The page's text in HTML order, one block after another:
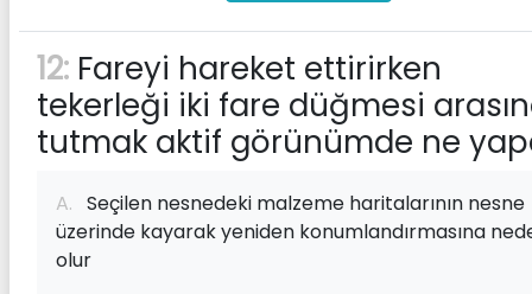
12: Fareyi hareket ettirirken
tekerleği iki fare düğmesi
tutmak aktif görünümde ne
A. Seçilen nesnedeki malzeme haritalarının nesne
üzerinde kayarak yeniden konumlandırmasına
olur